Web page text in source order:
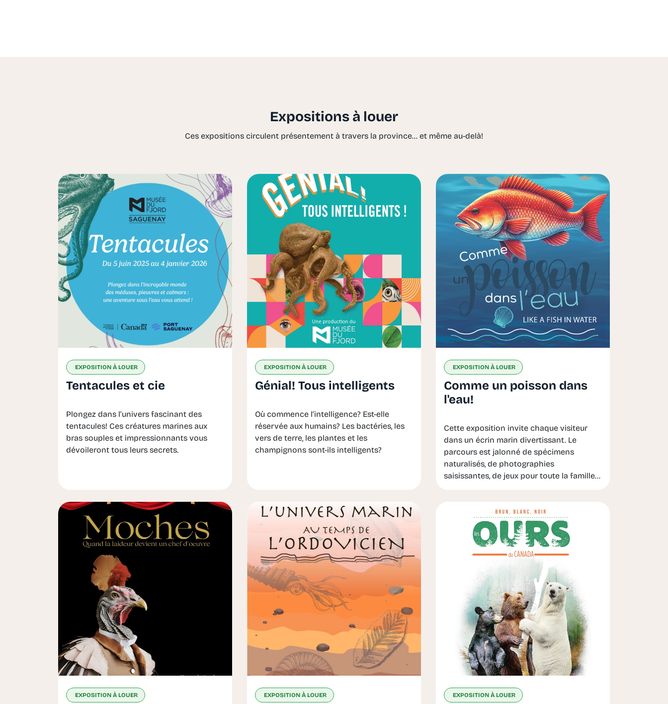
Expositions à louer
Ces expositions circulent présentement à travers la province... et même au-delà!
EXPOSITION À LOUER
Tentacules et cie
Plongez dans l’univers fascinant des
tentacules! Ces créatures marines aux
bras souples et impressionnants vous
dévoileront tous leurs secrets.
EXPOSITION À LOUER
Génial! Tous intelligents
Où commence l’intelligence? Est-elle
réservée aux humains? Les bactéries, les
vers de terre, les plantes et les
champignons sont-ils intelligents?
EXPOSITION À LOUER
Comme un poisson dans
l'eau!
Cette exposition invite chaque visiteur
dans un écrin marin divertissant. Le
parcours est jalonné de spécimens
naturalisés, de photographies
saisissantes, de jeux pour toute la famille...
EXPOSITION À LOUER EXPOSITION À LOUER EXPOSITION À LOUER